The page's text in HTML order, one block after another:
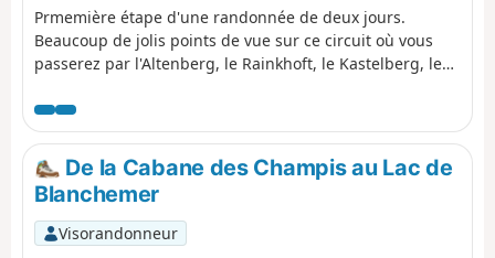
Prmemière étape d'une randonnée de deux jours.
Beaucoup de jolis points de vue sur ce circuit où vous
passerez par l'Altenberg, le Rainkhoft, le Kastelberg, le
chamois à l'arrivée.
De la Cabane des Champis au Lac de
Blanchemer
Visorandonneur